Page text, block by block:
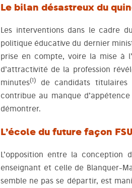
Le bilan désastreux du
Les interventions dans le cadre
politique éducative du dernier
prise en compte, voire la mise à
d’attractivité de la profession
minutes(1)de candidats titulaires
contribue au manque
démontrer.
L’école du future façon
L’opposition entre la conception
enseignant et celle de Blanquer-
semble ne pas se départir, est